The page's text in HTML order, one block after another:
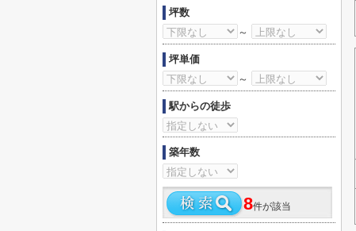
坪数
～
坪単価
～
駅からの徒歩
築年数
8件が該当